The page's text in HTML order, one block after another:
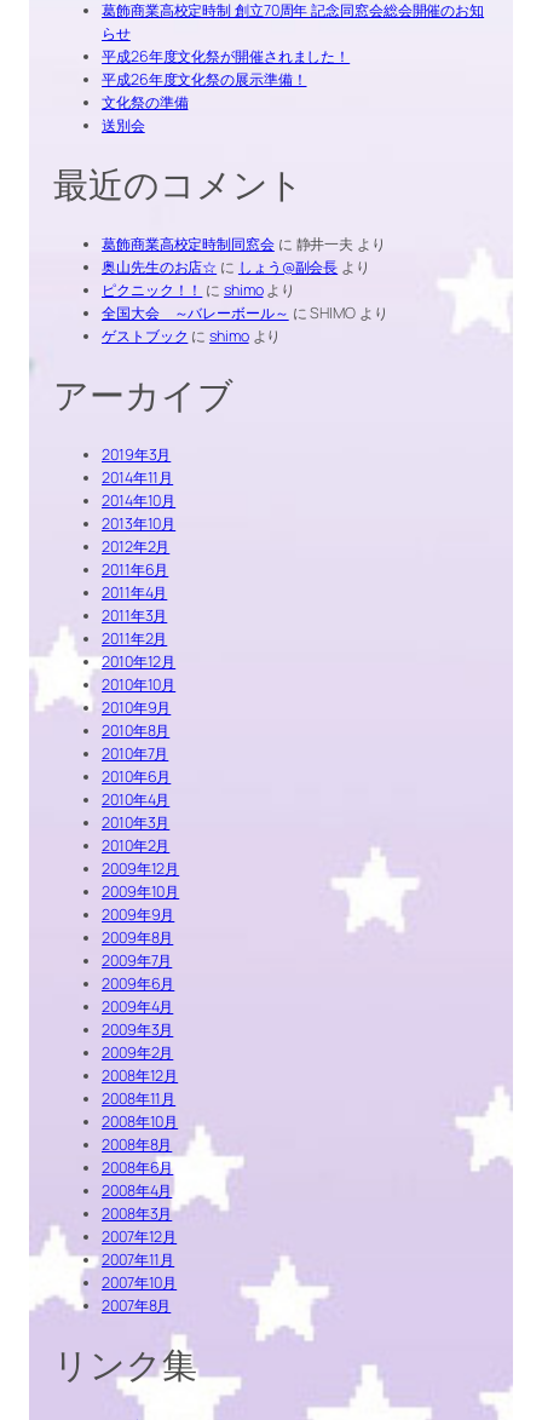
葛飾商業高校定時制 創立70周年 記念同窓会総会開催のお知
らせ
平成26年度文化祭が開催されました！
平成26年度文化祭の展示準備！
文化祭の準備
送別会
最近のコメント
葛飾商業高校定時制同窓会に 静井一夫 より
奥山先生のお店☆ に しょう@副会長 より
ピクニック！！ にshimoより
全国大会 ～バレーボール～ にSHIMOより
ゲストブック にshimoより
アーカイブ
2019年3月
2014年11月
2014年10月
2013年10月
2012年2月
2011年6月
2011年4月
2011年3月
2011年2月
2010年12月
2010年10月
2010年9月
2010年8月
2010年7月
2010年6月
2010年4月
2010年3月
2010年2月
2009年12月
2009年10月
2009年9月
2009年8月
2009年7月
2009年6月
2009年4月
2009年3月
2009年2月
2008年12月
2008年11月
2008年10月
2008年8月
2008年6月
2008年4月
2008年3月
2007年12月
2007年11月
2007年10月
2007年8月
リンク集